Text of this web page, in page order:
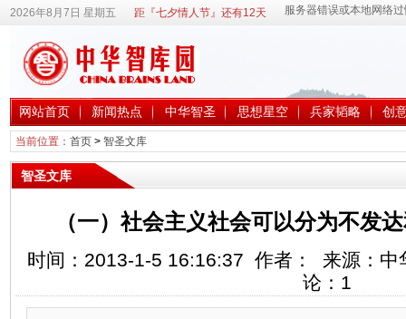
2026年8月7日 星期五 距『七夕情人节』还有12天
网站首页 新闻热点 中华智圣 思想星空 兵家韬略 创
当前位置： 首页> 智圣文库
智圣文库
（一）社会主义社会可以分为不发
时间：2013-1-5 16:16:37 作者： 来源：中
论： 1